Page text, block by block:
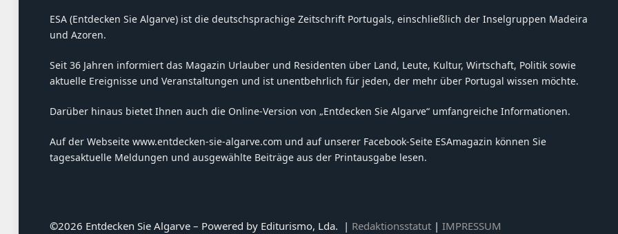
ESA (Entdecken Sie Algarve) ist die deutschsprachige Zeitschrift Portugals, einschließlich der Inselgruppen Madeira
und Azoren.
Seit 36 Jahren informiert das Magazin Urlauber und Residenten über Land, Leute, Kultur, Wirtschaft, Politik sowie
aktuelle Ereignisse und Veranstaltungen und ist unentbehrlich für jeden, der mehr über Portugal wissen möchte.
Darüber hinaus bietet Ihnen auch die Online-Version von „Entdecken Sie Algarve“ umfangreiche Informationen.
Auf der Webseite www.entdecken-sie-algarve.com und auf unserer Facebook-Seite ESAmagazin können Sie
tagesaktuelle Meldungen und ausgewählte Beiträge aus der Printausgabe lesen.
©2026 Entdecken Sie Algarve – Powered by Editurismo, Lda. | Redaktionsstatut | IMPRESSUM